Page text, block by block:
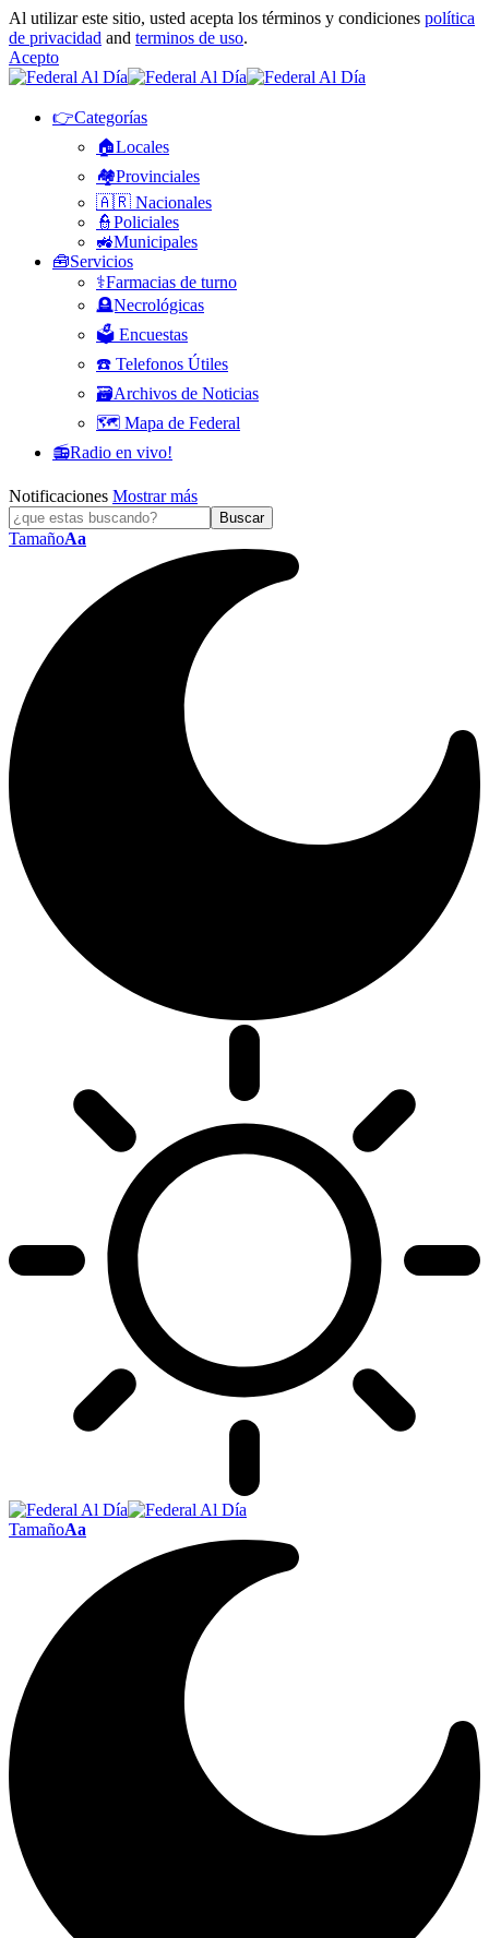
Al utilizar este sitio, usted acepta los términos y condiciones política
de privacidad and terminos de uso.
Acepto
👉Categorías
🏠Locales
🏘️Provinciales
🇦🇷 Nacionales
👮Policiales
🚜Municipales
🧰Servicios
⚕️Farmacias de turno
🪦Necrológicas
🗳️ Encuestas
☎️ Telefonos Útiles
🗃️Archivos de Noticias
🗺️ Mapa de Federal
📻Radio en vivo!
Notificaciones Mostrar más
TamañoAa
TamañoAa